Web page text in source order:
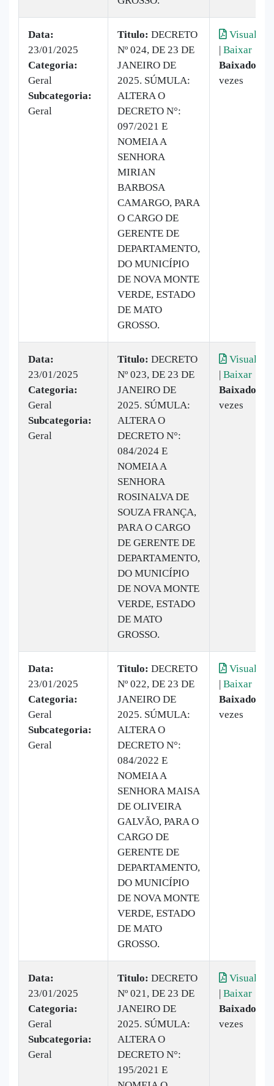
Data:
23/01/2025
Categoria:
Geral
Subcategoria:
Geral
Titulo: DECRETO
Nº 024, DE 23 DE
JANEIRO DE
2025. SÚMULA:
ALTERA O
DECRETO N°:
097/2021 E
NOMEIA A
SENHORA
MIRIAN
BARBOSA
CAMARGO, PARA
O CARGO DE
GERENTE DE
DEPARTAMENTO,
DO MUNICÍPIO
DE NOVA MONTE
VERDE, ESTADO
DE MATO
GROSSO.
Visualizar
| Baixar
Baixado:
vezes
Data:
23/01/2025
Categoria:
Geral
Subcategoria:
Geral
Titulo: DECRETO
Nº 023, DE 23 DE
JANEIRO DE
2025. SÚMULA:
ALTERA O
DECRETO N°:
084/2024 E
NOMEIA A
SENHORA
ROSINALVA DE
SOUZA FRANÇA,
PARA O CARGO
DE GERENTE DE
DEPARTAMENTO,
DO MUNICÍPIO
DE NOVA MONTE
VERDE, ESTADO
DE MATO
GROSSO.
Visualizar
| Baixar
Baixado:
vezes
Data:
23/01/2025
Categoria:
Geral
Subcategoria:
Geral
Titulo: DECRETO
Nº 022, DE 23 DE
JANEIRO DE
2025. SÚMULA:
ALTERA O
DECRETO N°:
084/2022 E
NOMEIA A
SENHORA MAISA
DE OLIVEIRA
GALVÃO, PARA O
CARGO DE
GERENTE DE
DEPARTAMENTO,
DO MUNICÍPIO
DE NOVA MONTE
VERDE, ESTADO
DE MATO
GROSSO.
Visualizar
| Baixar
Baixado:
vezes
Data:
23/01/2025
Categoria:
Geral
Subcategoria:
Geral
Titulo: DECRETO
Nº 021, DE 23 DE
JANEIRO DE
2025. SÚMULA:
ALTERA O
DECRETO N°:
195/2021 E
Visualizar
| Baixar
Baixado:
vezes